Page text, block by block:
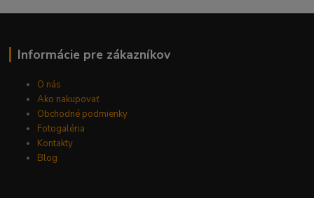
Informácie pre zákazníkov
O nás
Ako nakupovať
Obchodné podmienky
Fotogaléria
Kontakty
Blog